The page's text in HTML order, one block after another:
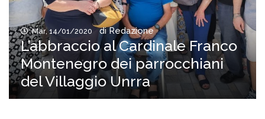
Mar, 14/01/2020 di Redazione
L’abbraccio al Cardinale Franco
Montenegro dei parrocchiani
del Villaggio Unrra